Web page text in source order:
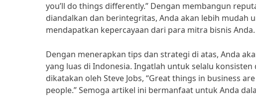
you’ll do things differently.” Dengan membangun
diandalkan dan berintegritas, Anda akan lebih mudah
mendapatkan kepercayaan dari para mitra bisnis Anda.
Dengan menerapkan tips dan strategi di atas, Anda
yang luas di Indonesia. Ingatlah untuk selalu
dikatakan oleh Steve Jobs, “Great things in business
people.” Semoga artikel ini bermanfaat untuk Anda